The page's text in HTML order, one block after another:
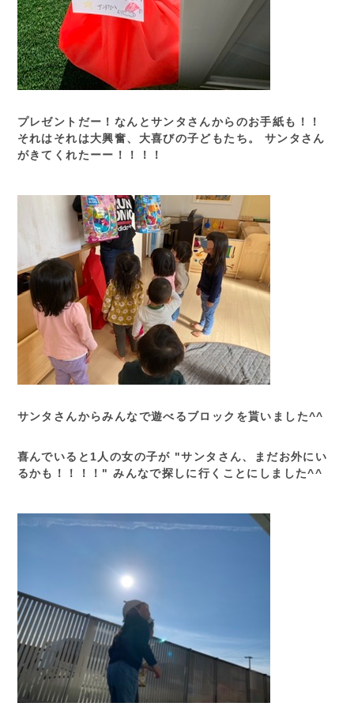
プレゼントだー！なんとサンタさんからのお手紙も！！
それはそれは大興奮、大喜びの子どもたち。 サンタさん
がきてくれたーー！！！！
サンタさんからみんなで遊べるブロックを貰いました^^
喜んでいると1人の女の子が "サンタさん、まだお外にい
るかも！！！！" みんなで探しに行くことにしました^^